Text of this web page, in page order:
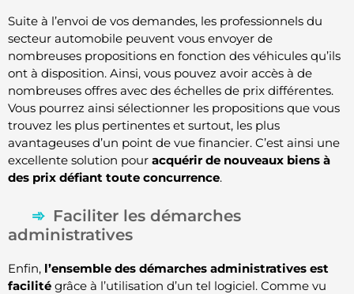
Suite à l’envoi de vos demandes, les professionnels du
secteur automobile peuvent vous envoyer de
nombreuses propositions en fonction des véhicules qu’ils
ont à disposition. Ainsi, vous pouvez avoir accès à de
nombreuses offres avec des échelles de prix différentes.
Vous pourrez ainsi sélectionner les propositions que vous
trouvez les plus pertinentes et surtout, les plus
avantageuses d’un point de vue financier. C’est ainsi une
excellente solution pour acquérir de nouveaux biens à
des prix défiant toute concurrence.
Faciliter les démarches
administratives
Enfin, l’ensemble des démarches administratives est
facilité grâce à l’utilisation d’un tel logiciel. Comme vu